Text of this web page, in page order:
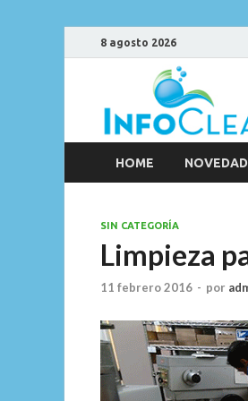
8 agosto 2026
HOME
SIN CATEGORÍA
Limpieza
11 febrero 2016 - por